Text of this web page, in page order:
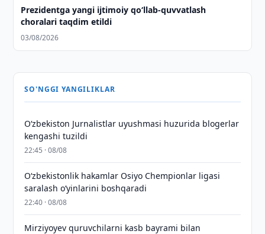
Prezidentga yangi ijtimoiy qoʻllab-quvvatlash
choralari taqdim etildi
03/08/2026
SO'NGGI YANGILIKLAR
O‘zbekiston Jurnalistlar uyushmasi huzurida blogerlar
kengashi tuzildi
22:45 · 08/08
O‘zbekistonlik hakamlar Osiyo Chempionlar ligasi
saralash o‘yinlarini boshqaradi
22:40 · 08/08
Mirziyoyev quruvchilarni kasb bayrami bilan